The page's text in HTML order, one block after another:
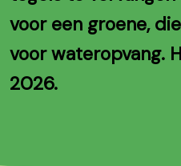
voor een groene,
voor wateropvang.
2026.